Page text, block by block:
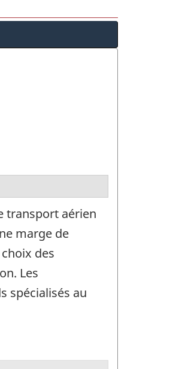
transport aérien
marge de
des
Les
spécialisés au